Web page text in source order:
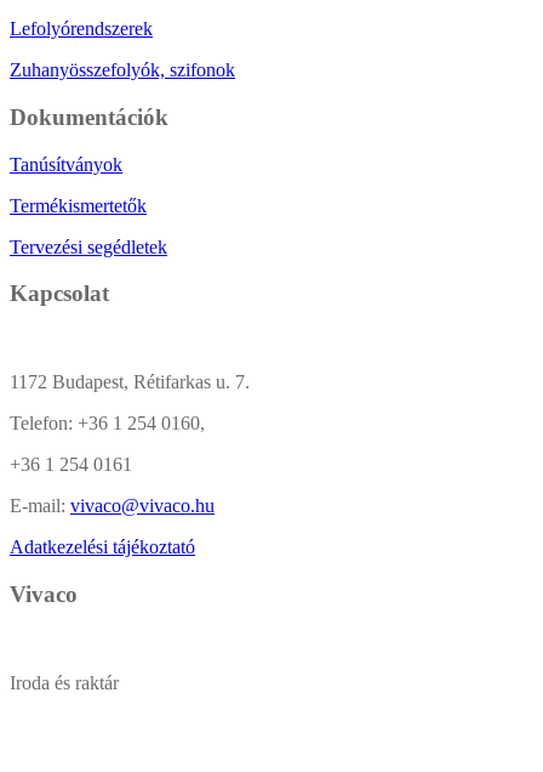
Lefolyórendszerek
Zuhanyösszefolyók, szifonok
Dokumentációk
Tanúsítványok
Termékismertetők
Tervezési segédletek
Kapcsolat
1172 Budapest, Rétifarkas u. 7.
Telefon: +36 1 254 0160,
+36 1 254 0161
E-mail: vivaco@vivaco.hu
Adatkezelési tájékoztató
Vivaco
Iroda és raktár